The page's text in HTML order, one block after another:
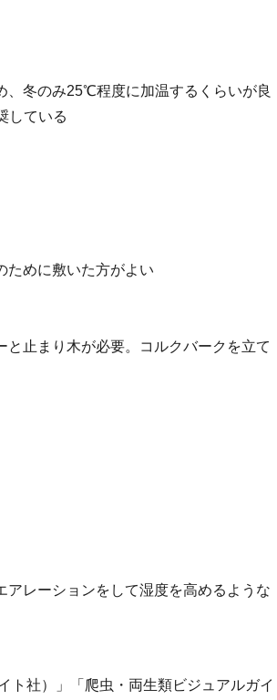
、冬のみ25℃程度に加温するくらいが良
している
ために敷いた方がよい
止まり木が必要。コルクバークを立て
レーションをして湿度を高めるような
社）」「爬虫・両生類ビジュアルガイ